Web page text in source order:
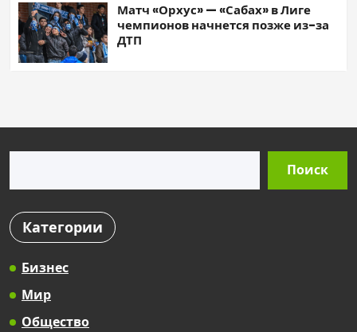
Матч «Орхус» — «Сабах» в Лиге
чемпионов начнется позже из-за
ДТП
Поиск
Категории
Бизнес
Мир
Общество